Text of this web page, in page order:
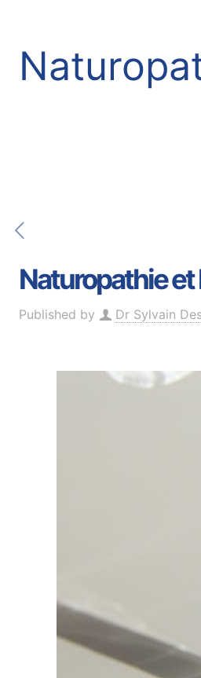
Naturopathie et
Published by Dr Sylvain